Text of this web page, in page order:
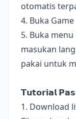
otomatis
4. Buka
5. Buka
masukan
pakai untuk
𝗧𝘂𝘁𝗼𝗿𝗶𝗮𝗹
1. Download